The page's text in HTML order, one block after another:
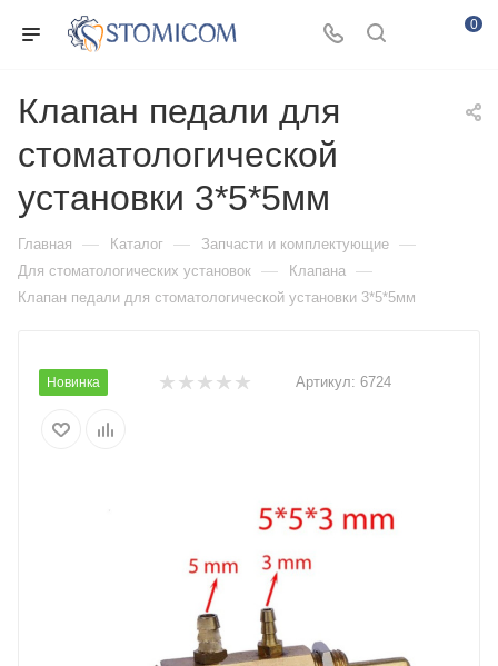
0
Клапан педали для
стоматологической
установки 3*5*5мм
Главная — Каталог — Запчасти и комплектующие —
Для стоматологических установок — Клапана —
Клапан педали для стоматологической установки 3*5*5мм
Новинка Артикул: 6724